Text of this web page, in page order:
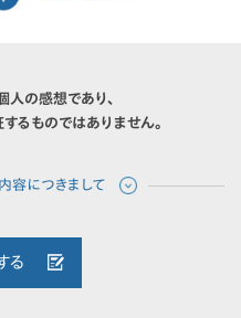
人の感想であり、
るものではありません。
る